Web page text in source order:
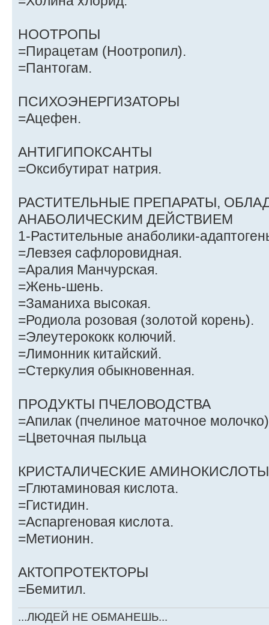
НООТРОПЫ
=Пирацетам (Ноотропил).
=Пантогам.
ПСИХОЭНЕРГИЗАТОРЫ
=Ацефен.
АНТИГИПОКСАНТЫ
=Оксибутират натрия.
РАСТИТЕЛЬНЫЕ ПРЕПАРАТЫ,
АНАБОЛИЧЕСКИМ ДЕЙСТВИЕМ
1-Растительные анаболики-
=Левзея сафлоровидная.
=Аралия Манчурская.
=Жень-шень.
=Заманиха высокая.
=Родиола розовая (золотой корень).
=Элеутерококк колючий.
=Лимонник китайский.
=Стеркулия обыкновенная.
ПРОДУКТЫ ПЧЕЛОВОДСТВА
=Апилак (пчелиное маточное молочко)
=Цветочная пыльца
КРИСТАЛИЧЕСКИЕ
=Глютаминовая кислота.
=Гистидин.
=Аспаргеновая кислота.
=Метионин.
АКТОПРОТЕКТОРЫ
=Бемитил.
...ЛЮДЕЙ НЕ ОБМАНЕШЬ...